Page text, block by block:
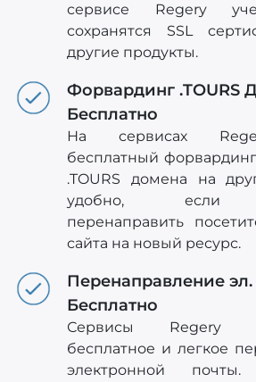
сервисе Regery
сохранятся SSL
другие продукты.
Форвардинг .TOURS
Бесплатно
На сервисах
бесплатный
.TOURS домена на
удобно, если
перенаправить
сайта на новый ресурс.
Перенаправление
Бесплатно
Сервисы Regery
бесплатное и легкое
электронной